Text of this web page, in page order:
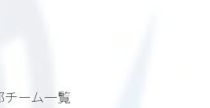
チーム一覧